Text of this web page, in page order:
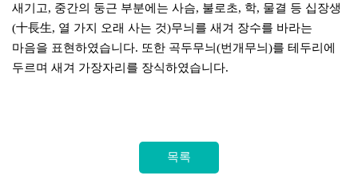
새기고, 중간의 둥근 부분에는 사슴, 불로초, 학, 물결 등 십장생
(十長生, 열 가지 오래 사는 것)무늬를 새겨 장수를 바라는
마음을 표현하였습니다. 또한 곡두무늬(번개무늬)를 테두리에
두르며 새겨 가장자리를 장식하였습니다.